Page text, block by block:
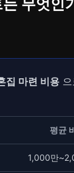
무엇인
집 마련 비용
평균
1,000만